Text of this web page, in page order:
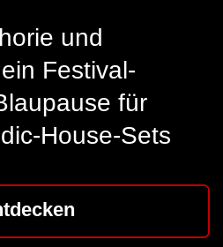
FESTIVAL
und
Festival-
für
House-Sets